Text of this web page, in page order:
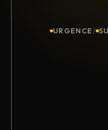
URGENCE /